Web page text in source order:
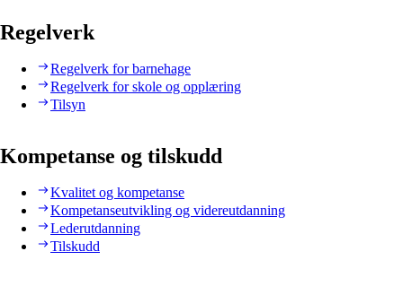
Regelverk
Regelverk for barnehage
Regelverk for skole og opplæring
Tilsyn
Kompetanse og tilskudd
Kvalitet og kompetanse
Kompetanseutvikling og videreutdanning
Lederutdanning
Tilskudd